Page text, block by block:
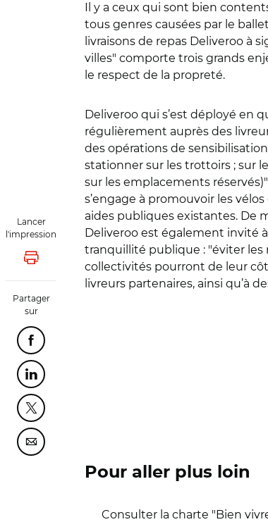
Lancer
l'impression
Lancer l'impression
Partager
sur
Partager cette page sur Facebook
Partager cette page sur Linkedin
Partager cette page sur Twitter
Partager cette page sur Courriel
Il y a ceux qui sont bien
tous genres causées par le
livraisons de repas Deliveroo à
villes" comporte trois grands
le respect de la propreté.
Deliveroo qui s’est déployé en
régulièrement auprès des
des opérations de
stationner sur les trottoirs ; sur
sur les emplacements
s’engage à promouvoir les
aides publiques existantes. De
Deliveroo est également invité
tranquillité publique : "éviter les
collectivités pourront de leur
livreurs partenaires, ainsi qu’à
Pour aller plus loin
Consulter la charte "Bien